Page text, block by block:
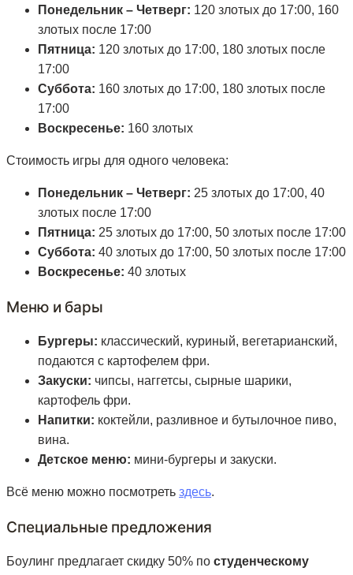
Понедельник – Четверг: 120 злотых до 17:00, 160
злотых после 17:00
Пятница: 120 злотых до 17:00, 180 злотых после
17:00
Суббота: 160 злотых до 17:00, 180 злотых после
17:00
Воскресенье: 160 злотых
Стоимость игры для одного человека:
Понедельник – Четверг: 25 злотых до 17:00, 40
злотых после 17:00
Пятница: 25 злотых до 17:00, 50 злотых после 17:00
Суббота: 40 злотых до 17:00, 50 злотых после 17:00
Воскресенье: 40 злотых
Меню и бары
Бургеры: классический, куриный, вегетарианский,
подаются с картофелем фри.
Закуски: чипсы, наггетсы, сырные шарики,
картофель фри.
Напитки: коктейли, разливное и бутылочное пиво,
вина.
Детское меню: мини-бургеры и закуски.
Всё меню можно посмотреть здесь.
Специальные предложения
Боулинг предлагает скидку 50% по студенческому